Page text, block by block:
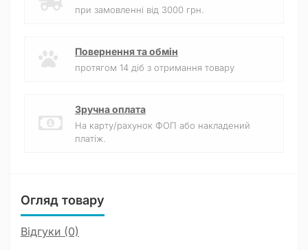
при замовленні від 3000 грн.
Повернення та обмін
протягом 14 діб з отримання товару
Зручна оплата
На карту/рахунок ФОП або накладений
платіж.
Огляд товару
Відгуки (0)